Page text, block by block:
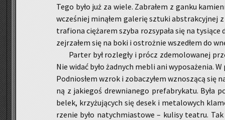
Tego było już za wiele. Za­bra­łem z ganku
wcze­śniej mi­ną­łem ga­le­rię sztu­ki abs­trak­cyj­nej
tra­fio­na cię­ża­rem szyba roz­sy­pa­ła się na
zej­rza­łem się na boki i ostroż­nie wsze­dłem do
Par­ter był roz­le­gły i prócz zde­mo­lo­wa­nej
Nie widać było żad­nych mebli ani wy­po­sa­że­nia.
Pod­nio­słem wzrok i zo­ba­czy­łem wzno­szą­cą
ną z ja­kie­goś drew­nia­ne­go pre­fa­bry­ka­tu. Była
belek, krzy­żu­ją­cych się desek i me­ta­lo­wych
rze­nie było na­tych­mia­sto­we – ku­li­sy te­atru.